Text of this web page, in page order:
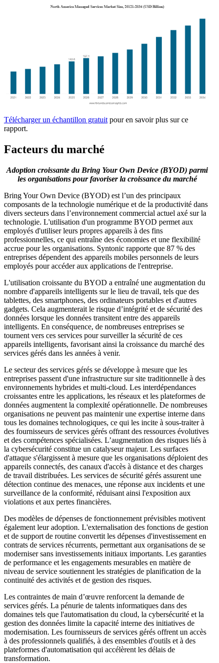
Télécharger un échantillon gratuit pour en savoir plus sur ce
rapport.
Facteurs du marché
Adoption croissante du Bring Your Own Device (BYOD) parmi
les organisations pour favoriser la croissance du marché
Bring Your Own Device (BYOD) est l’un des principaux
composants de la technologie numérique et de la productivité dans
divers secteurs dans l’environnement commercial actuel axé sur la
technologie. L'utilisation d'un programme BYOD permet aux
employés d'utiliser leurs propres appareils à des fins
professionnelles, ce qui entraîne des économies et une flexibilité
accrue pour les organisations. Syntonic rapporte que 87 % des
entreprises dépendent des appareils mobiles personnels de leurs
employés pour accéder aux applications de l'entreprise.
L'utilisation croissante du BYOD a entraîné une augmentation du
nombre d'appareils intelligents sur le lieu de travail, tels que des
tablettes, des smartphones, des ordinateurs portables et d'autres
gadgets. Cela augmenterait le risque d’intégrité et de sécurité des
données lorsque les données transitent entre des appareils
intelligents. En conséquence, de nombreuses entreprises se
tournent vers ces services pour surveiller la sécurité de ces
appareils intelligents, favorisant ainsi la croissance du marché des
services gérés dans les années à venir.
Le secteur des services gérés se développe à mesure que les
entreprises passent d'une infrastructure sur site traditionnelle à des
environnements hybrides et multi-cloud. Les interdépendances
croissantes entre les applications, les réseaux et les plateformes de
données augmentent la complexité opérationnelle. De nombreuses
organisations ne peuvent pas maintenir une expertise interne dans
tous les domaines technologiques, ce qui les incite à sous-traiter à
des fournisseurs de services gérés offrant des ressources évolutives
et des compétences spécialisées. L’augmentation des risques liés à
la cybersécurité constitue un catalyseur majeur. Les surfaces
d'attaque s'élargissent à mesure que les organisations déploient des
appareils connectés, des canaux d'accès à distance et des charges
de travail distribuées. Les services de sécurité gérés assurent une
détection continue des menaces, une réponse aux incidents et une
surveillance de la conformité, réduisant ainsi l'exposition aux
violations et aux pertes financières.
Des modèles de dépenses de fonctionnement prévisibles motivent
également leur adoption. L'externalisation des fonctions de gestion
et de support de routine convertit les dépenses d'investissement en
contrats de services récurrents, permettant aux organisations de se
moderniser sans investissements initiaux importants. Les garanties
de performance et les engagements mesurables en matière de
niveau de service soutiennent les stratégies de planification de la
continuité des activités et de gestion des risques.
Les contraintes de main d’œuvre renforcent la demande de
services gérés. La pénurie de talents informatiques dans des
domaines tels que l'automatisation du cloud, la cybersécurité et la
gestion des données limite la capacité interne des initiatives de
modernisation. Les fournisseurs de services gérés offrent un accès
à des professionnels qualifiés, à des ensembles d'outils et à des
plateformes d'automatisation qui accélèrent les délais de
transformation.